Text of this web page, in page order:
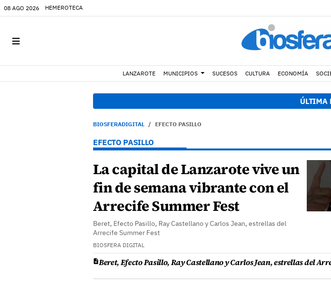
08 AGO 2026 HEMEROTECA
LANZAROTE MUNICIPIOS SUCESOS CULTURA ECONOMÍA
ÚLTIMA
Fiscalía denuncia a Yonathan de León y a
BIOSFERADIGITAL EFECTO PASILLO
EFECTO PASILLO
La capital de Lanzarote vive un
fin de semana vibrante con el
Arrecife Summer Fest
Beret, Efecto Pasillo, Ray Castellano y Carlos Jean, estrellas del
Arrecife Summer Fest
BIOSFERA DIGITAL
Beret, Efecto Pasillo, Ray Castellano y Carlos Jean, estrellas del